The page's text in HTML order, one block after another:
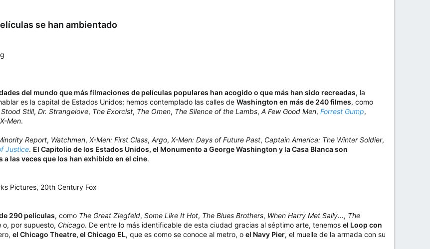
se han ambientado
del mundo que más filmaciones de películas populares han acogido o que más han sido recreadas, la
es la capital de Estados Unidos; hemos contemplado las calles de Washington en más de 240 filmes, como
Still, Dr. Strangelove, The Exorcist, The Omen, The Silence of the Lambs, A Few Good Men, Forrest Gump,
X-Men.
Report, Watchmen, X-Men: First Class, Argo, X-Men: Days of Future Past, Captain America: The Winter Soldier,
Justice. El Capitolio de los Estados Unidos, el Monumento a George Washington y la Casa Blanca son
las veces que los han exhibido en el cine.
Pictures, 20th Century Fox
290 películas, como The Great Ziegfeld, Some Like It Hot, The Blues Brothers, When Harry Met Sally..., The
o, por supuesto, Chicago. De entre lo más identificable de esta ciudad gracias al séptimo arte, tenemos el Loop con
el Chicago Theatre, el Chicago EL, que es como se conoce al metro, o el Navy Pier, el muelle de la armada con su